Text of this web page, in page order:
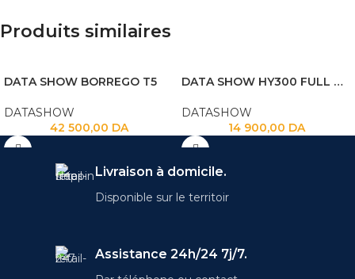
Produits similaires
DATA SHOW BORREGO T5
DATASHOW
42 500,00 DA
DATA SHOW HY300 FULL HD ANDROID
DATASHOW
14 900,00 DA
Livraison à domicile.
Disponible sur le territoir
Assistance 24h/24 7j/7.